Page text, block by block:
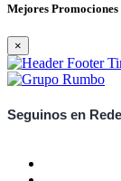
Mejores Promociones
×
Seguinos en